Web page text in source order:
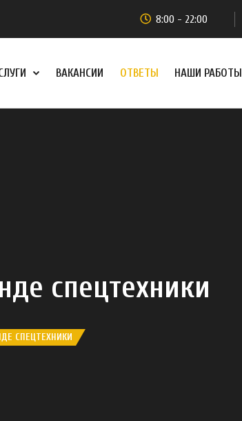
8:00 - 22:00
ВАКАНСИИ ОТВЕТЫ НАШИ РАБОТЫ
спецтехники
СПЕЦТЕХНИКИ